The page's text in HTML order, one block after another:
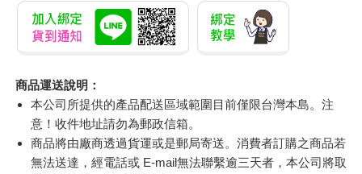
商品運送說明：
本公司所提供的產品配送區域範圍目前僅限台灣本島。注
意！收件地址請勿為郵政信箱。
商品將由廠商透過貨運或是郵局寄送。消費者訂購之商品若
無法送達，經電話或 E-mail無法聯繫逾三天者，本公司將取